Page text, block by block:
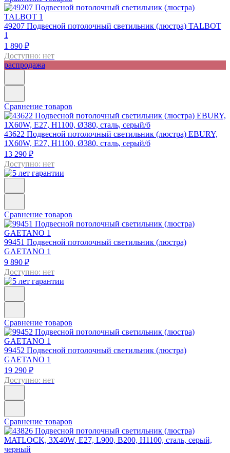
49207 Подвесной потолочный светильник (люстра) TALBOT
1
1 890 ₽
Доступно: нет
распродажа
Сравнение товаров
43622 Подвесной потолочный светильник (люстра) EBURY,
1Х60W, E27, H1100, Ø380, сталь, серый/б
13 290 ₽
Доступно: нет
Сравнение товаров
99451 Подвесной потолочный светильник (люстра)
GAETANO 1
9 890 ₽
Доступно: нет
Сравнение товаров
99452 Подвесной потолочный светильник (люстра)
GAETANO 1
19 290 ₽
Доступно: нет
Сравнение товаров